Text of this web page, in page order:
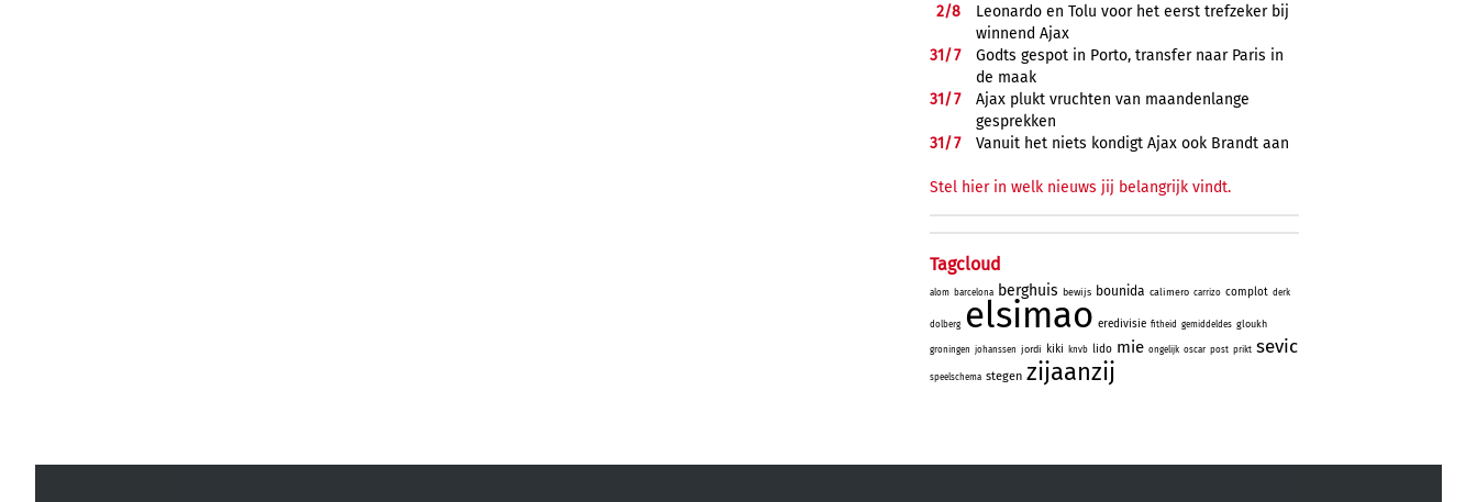
2/8
Leonardo en Tolu voor het eerst trefzeker bij
winnend Ajax
31/7
Godts gespot in Porto, transfer naar Paris in
de maak
31/7
Ajax plukt vruchten van maandenlange
gesprekken
31/7 Vanuit het niets kondigt Ajax ook Brandt aan
Stel hier in welk nieuws jij belangrijk vindt.
Tagcloud
alom barcelona berghuis bewijs bounida calimero carrizo complot derk
dolberg elsimao eredivisie fitheid gemiddeldes gloukh
groningen johanssen jordi kiki knvb lido mie ongelijk oscar post prikt sevic
speelschema stegen zijaanzij